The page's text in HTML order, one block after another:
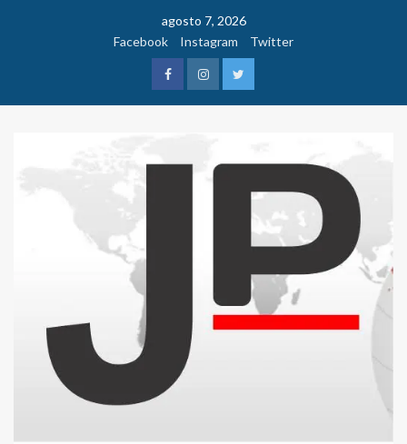
agosto 7, 2026
Facebook
Instagram Twitter
FacebookInstagramTwitter